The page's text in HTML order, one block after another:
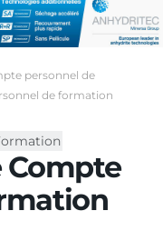
personnel de
de formation
Compte